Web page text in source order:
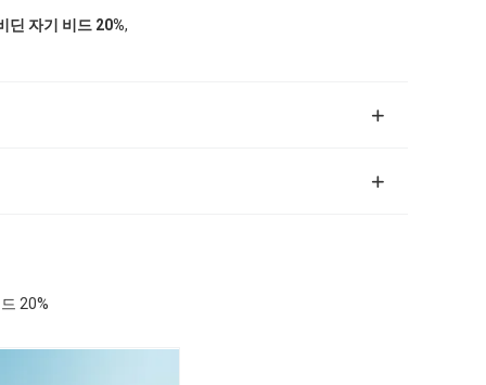
딘 자기 비드 20%,
20%